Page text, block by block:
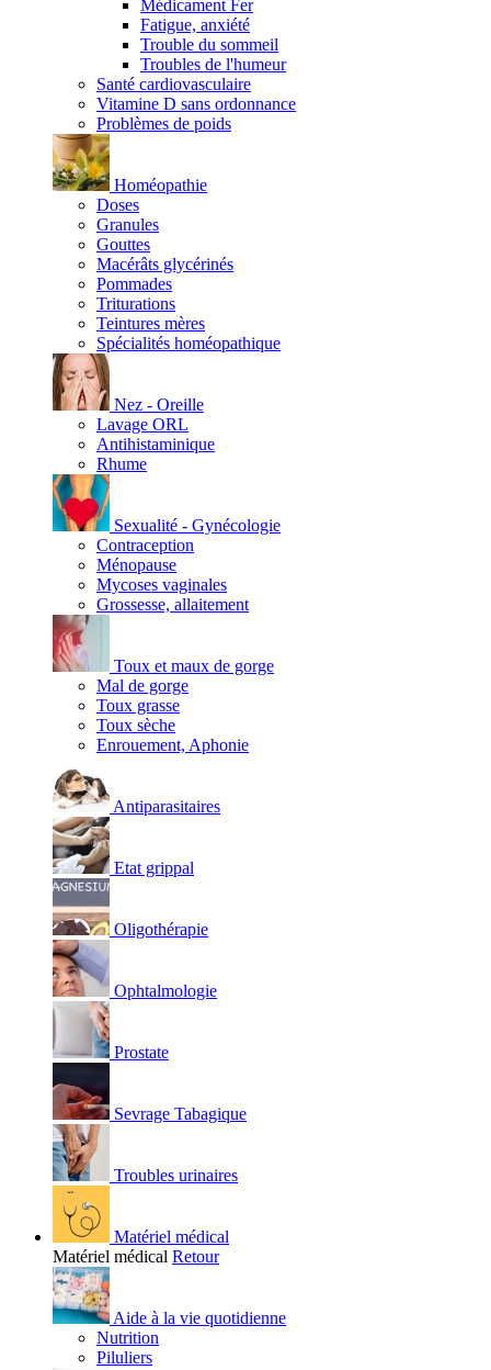
Médicament Fer
Fatigue, anxiété
Trouble du sommeil
Troubles de l'humeur
Santé cardiovasculaire
Vitamine D sans ordonnance
Problèmes de poids
Homéopathie
Doses
Granules
Gouttes
Macérâts glycérinés
Pommades
Triturations
Teintures mères
Spécialités homéopathique
Nez - Oreille
Lavage ORL
Antihistaminique
Rhume
Sexualité - Gynécologie
Contraception
Ménopause
Mycoses vaginales
Grossesse, allaitement
Toux et maux de gorge
Mal de gorge
Toux grasse
Toux sèche
Enrouement, Aphonie
Antiparasitaires
Etat grippal
Oligothérapie
Ophtalmologie
Prostate
Sevrage Tabagique
Troubles urinaires
Matériel médical
Matériel médical Retour
Aide à la vie quotidienne
Nutrition
Piluliers